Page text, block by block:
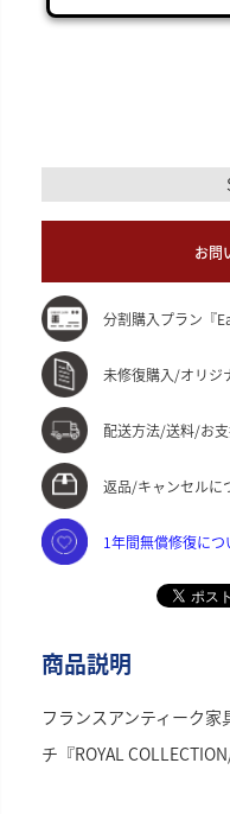
お問
分割購入プラン『
未修復購入/オリジ
配送方法/送料/お
返品/キャンセルに
1年間無償修復につ
商品説明
フランスアンティーク
チ『ROYAL